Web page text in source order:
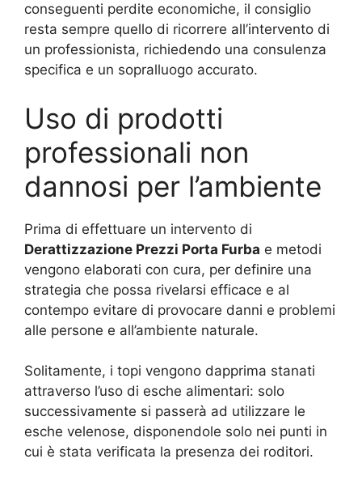
conseguenti perdite economiche, il consiglio
resta sempre quello di ricorrere all’intervento di
un professionista, richiedendo una consulenza
specifica e un sopralluogo accurato.
Uso di prodotti
professionali non
dannosi per l’ambiente
Prima di effettuare un intervento di
Derattizzazione Prezzi Porta Furba e metodi
vengono elaborati con cura, per definire una
strategia che possa rivelarsi efficace e al
contempo evitare di provocare danni e problemi
alle persone e all’ambiente naturale.
Solitamente, i topi vengono dapprima stanati
attraverso l’uso di esche alimentari: solo
successivamente si passerà ad utilizzare le
esche velenose, disponendole solo nei punti in
cui è stata verificata la presenza dei roditori.